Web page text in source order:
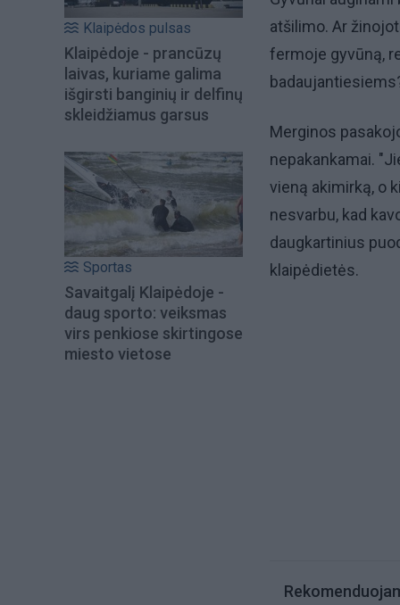
Klaipėdos pulsas
Klaipėdoje - prancūzų
laivas, kuriame galima
išgirsti banginių ir delfinų
skleidžiamus garsus
Sportas
Savaitgalį Klaipėdoje -
daug sporto: veiksmas
virs penkiose skirtingose
miesto vietose
atšilimo. Ar
fermoje gyvūną,
Merginos
nepakankamai.
vieną akimirką, o
nesvarbu, kad
daugkartinius
klaipėdietės.